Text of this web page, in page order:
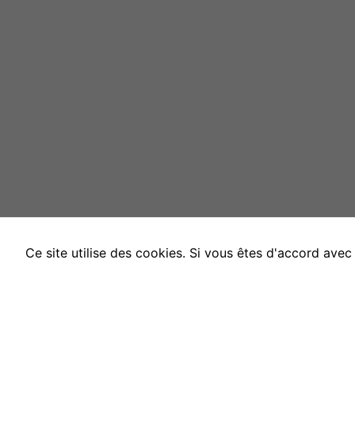
Ce site utilise des cookies. Si vous êtes d'accord